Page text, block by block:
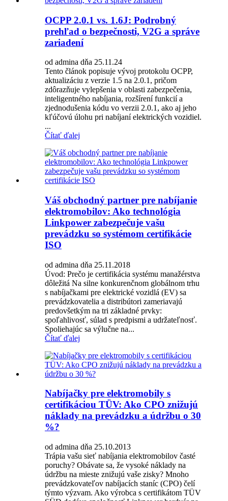
OCPP 2.0.1 vs. 1.6J: Podrobný
prehľad o bezpečnosti, V2G a správe
zariadení
od admina dňa 25.11.24
Tento článok popisuje vývoj protokolu OCPP,
aktualizáciu z verzie 1.5 na 2.0.1, pričom
zdôrazňuje vylepšenia v oblasti zabezpečenia,
inteligentného nabíjania, rozšírení funkcií a
zjednodušenia kódu vo verzii 2.0.1, ako aj jeho
kľúčovú úlohu pri nabíjaní elektrických vozidiel.
...
Čítať ďalej
Váš obchodný partner pre nabíjanie
elektromobilov: Ako technológia
Linkpower zabezpečuje vašu
prevádzku so systémom certifikácie
ISO
od admina dňa 25.11.2018
Úvod: Prečo je certifikácia systému manažérstva
dôležitá Na silne konkurenčnom globálnom trhu
s nabíjačkami pre elektrické vozidlá (EV) sa
prevádzkovatelia a distribútori zameriavajú
predovšetkým na tri základné prvky:
spoľahlivosť, súlad s predpismi a udržateľnosť.
Spoliehajúc sa výlučne na...
Čítať ďalej
Nabíjačky pre elektromobily s
certifikáciou TÜV: Ako CPO znižujú
náklady na prevádzku a údržbu o 30
%?
od admina dňa 25.10.2013
Trápia vašu sieť nabíjania elektromobilov časté
poruchy? Obávate sa, že vysoké náklady na
údržbu na mieste znižujú vaše zisky? Mnoho
prevádzkovateľov nabíjacích staníc (CPO) čelí
týmto výzvam. Ako výrobca s certifikátom TÜV